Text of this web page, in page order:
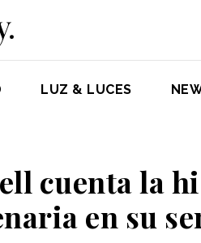
LUZ & LUCES
cuenta la
en su